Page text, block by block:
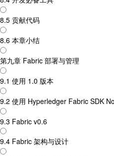
8.5 贡献代码
8.6 本章小结
第九章 Fabric 部署与管理
9.1 使用 1.0 版本
9.2 使用 Hyperledger Fabric SDK
9.3 Fabric v0.6
9.4 Fabric 架构与设计